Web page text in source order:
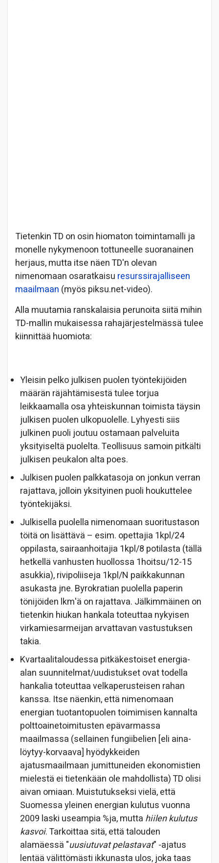
Tietenkin TD on osin hiomaton toimintamalli ja
monelle nykymenoon tottuneelle suoranainen
herjaus, mutta itse näen TD'n olevan
nimenomaan osaratkaisu resurssirajalliseen
maailmaan (myös piksu.net-video).
Alla muutamia ranskalaisia perunoita siitä mihin
TD-mallin mukaisessa rahajärjestelmässä tulee
kiinnittää huomiota:
Yleisin pelko julkisen puolen työntekijöiden
määrän räjähtämisestä tulee torjua
leikkaamalla osa yhteiskunnan toimista täysin
julkisen puolen ulkopuolelle. Lyhyesti siis
julkinen puoli joutuu ostamaan palveluita
yksityiseltä puolelta. Teollisuus samoin pitkälti
julkisen peukalon alta poes.
Julkisen puolen palkkatasoja on jonkun verran
rajattava, jolloin yksityinen puoli houkuttelee
työntekijäksi.
Julkisella puolella nimenomaan suoritustason
töitä on lisättävä – esim. opettajia 1kpl/24
oppilasta, sairaanhoitajia 1kpl/8 potilasta (tällä
hetkellä vanhusten huollossa 1hoitsu/12-15
asukkia), rivipoliiseja 1kpl/N paikkakunnan
asukasta jne. Byrokratian puolella paperin
tönijöiden lkm'ä on rajattava. Jälkimmäinen on
tietenkin hiukan hankala toteuttaa nykyisen
virkamiesarmeijan arvattavan vastustuksen
takia.
Kvartaalitaloudessa pitkäkestoiset energia-
alan suunnitelmat/uudistukset ovat todella
hankalia toteuttaa velkaperusteisen rahan
kanssa. Itse näenkin, että nimenomaan
energian tuotantopuolen toimimisen kannalta
polttoainetoimitusten epävarmassa
maailmassa (sellainen fungiibelien [eli aina-
löytyy-korvaava] hyödykkeiden
ajatusmaailmaan jumittuneiden ekonomistien
mielestä ei tietenkään ole mahdollista) TD olisi
aivan omiaan. Muistutukseksi vielä, että
Suomessa yleinen energian kulutus vuonna
2009 laski useampia %ja, mutta hiilen kulutus
kasvoi. Tarkoittaa sitä, että talouden
alamäessä "uusiutuvat pelastavat" -ajatus
lentää välittömästi ikkunasta ulos, joka taas